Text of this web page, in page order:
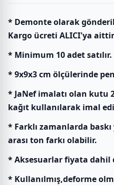
* Demonte olarak
Kargo ücreti ALICI'ya
* Minimum 10 adet satılır.
* 9x9x3 cm ölçülerinde
* JaNef imalatı olan kutu
kağıt kullanılarak imal
* Farklı zamanlarda baskı
arası ton farkı olabilir.
* Aksesuarlar fiyata dahil
* Kullanılmış,deforme